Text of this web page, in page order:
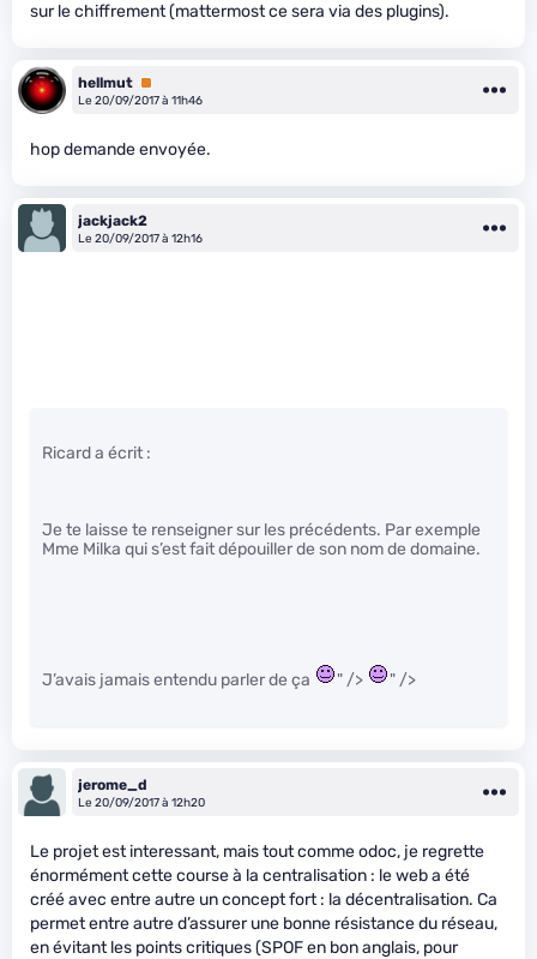
sur le chiffrement (mattermost ce sera via des plugins).
hellmut Premium
Le 20/09/2017 à 11h46
hop demande envoyée.
jackjack2
Le 20/09/2017 à 12h16
Ricard a écrit :
Je te laisse te renseigner sur les précédents. Par exemple
Mme Milka qui s’est fait dépouiller de son nom de domaine.
J’avais jamais entendu parler de ça " /> " />
jerome_d
Le 20/09/2017 à 12h20
Le projet est interessant, mais tout comme odoc, je regrette
énormément cette course à la centralisation : le web a été
créé avec entre autre un concept fort : la décentralisation. Ca
permet entre autre d’assurer une bonne résistance du réseau,
en évitant les points critiques (SPOF en bon anglais, pour